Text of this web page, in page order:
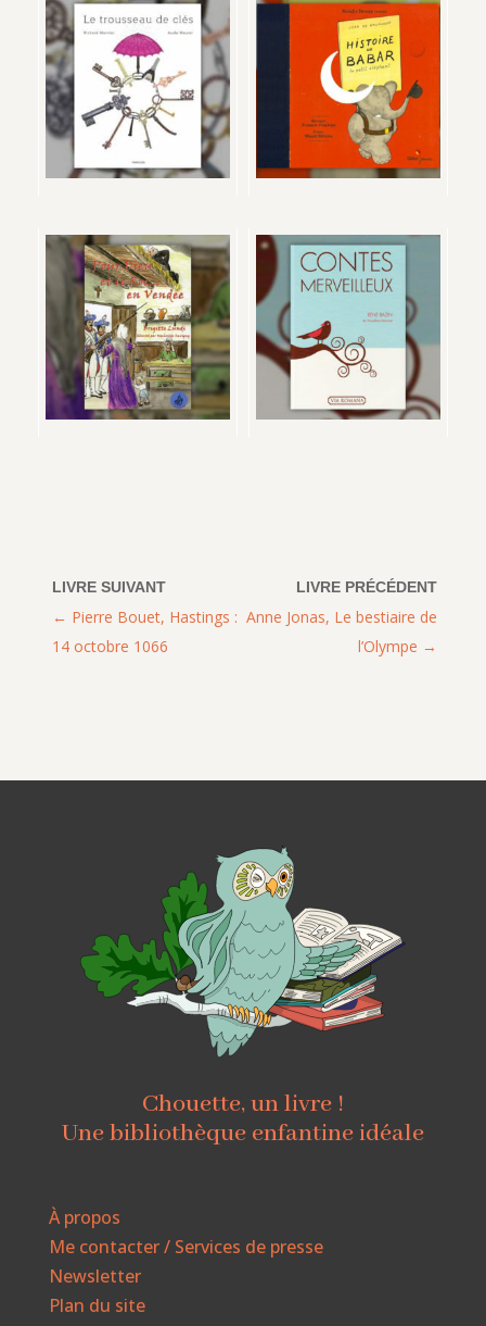
Anne Jonas, Le bestiaire de
l’Olympe
Pierre Bouet, Hastings :
14 octobre 1066
Chouette, un livre !
Une bibliothèque enfantine idéale
À propos
Me contacter / Services de presse
Newsletter
Plan du site